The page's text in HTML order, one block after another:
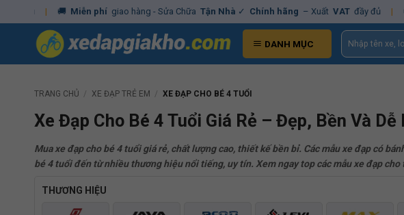
to
Miễn phí giao hàng - Sửa Chữa Tận Nhà ✓ Chính hãng – Xuất VAT đầy đủ | 🚚 Miễn
DANH MỤC
Tìm
kiếm:
TRANG CHỦ / XE ĐẠP TRẺ EM / XE ĐẠP CHO BÉ 4 TUỔI
Xe Đạp Cho Bé 4 Tuổi Giá Rẻ – Đẹp, Bền Và Dễ
Mua xe đạp cho bé 4 tuổi giá rẻ, chất lượng cao, thiết kế bền bỉ. Các mẫu xe đạp có
bé 4 tuổi đến từ nhiều thương hiệu nổi tiếng, uy tín. Xem ngay top các mẫu xe đạp
THƯƠNG HIỆU